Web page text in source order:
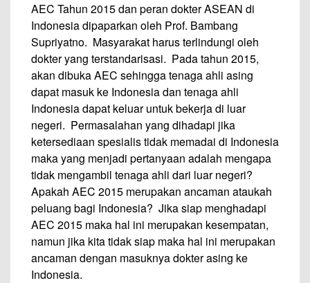
AEC Tahun 2015 dan peran dokter ASEAN di
Indonesia dipaparkan oleh Prof. Bambang
Supriyatno. Masyarakat harus terlindungi oleh
dokter yang terstandarisasi. Pada tahun 2015,
akan dibuka AEC sehingga tenaga ahli asing
dapat masuk ke Indonesia dan tenaga ahli
Indonesia dapat keluar untuk bekerja di luar
negeri. Permasalahan yang dihadapi jika
ketersediaan spesialis tidak memadai di Indonesia
maka yang menjadi pertanyaan adalah mengapa
tidak mengambil tenaga ahli dari luar negeri?
Apakah AEC 2015 merupakan ancaman ataukah
peluang bagi Indonesia? Jika siap menghadapi
AEC 2015 maka hal ini merupakan kesempatan,
namun jika kita tidak siap maka hal ini merupakan
ancaman dengan masuknya dokter asing ke
Indonesia.